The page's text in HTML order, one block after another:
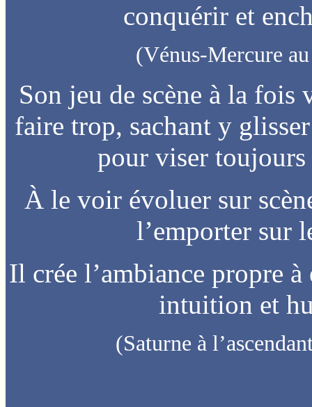
conquérir et
(Vénus-Mercure
Son jeu de scène à la fois
faire trop, sachant y
pour viser
À le voir évoluer sur
l’emporter sur
Il crée l’ambiance propre
intuition et
(Saturne à